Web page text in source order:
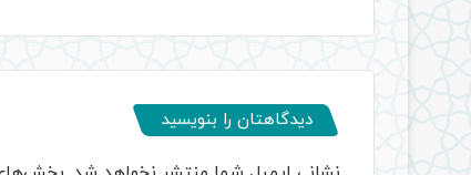
دیدگاهتان را بنویسید